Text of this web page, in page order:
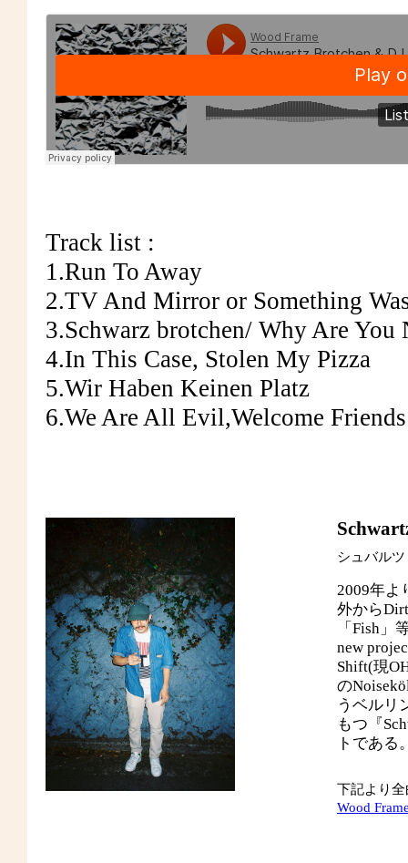
Track list :
1.Run To Away
2.TV And Mirror or Something
3.Schwarz brotchen/ Why Are You
4.In This Case, Stolen My Pizza
5.Wir Haben Keinen Platz
6.We Are All Evil,Welcome Friends
シュバル
2009年よ
外から
「Fish
new
Shift(現
の
うベルリ
もつ『
トである
下記より
Wood